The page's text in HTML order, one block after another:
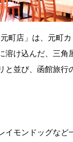
町店」は、元町
溶け込んだ、三角
と並び、函館旅行
イモンドッグなど